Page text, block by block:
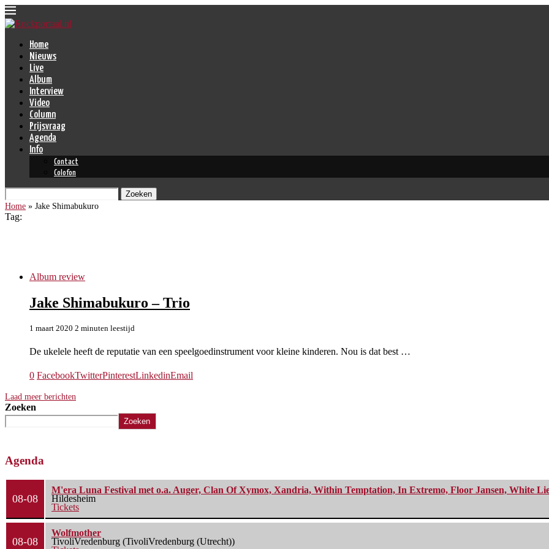
Home
Nieuws
Live
Album
Interview
Video
Column
Prijsvraag
Agenda
Info
Contact
Colofon
Zoeken
Home » Jake Shimabukuro
Tag:
Album review
Jake Shimabukuro – Trio
1 maart 2020 2 minuten leestijd
De ukelele heeft de reputatie van een speelgoedinstrument voor kleine kinderen. Nou is dat best …
0 FacebookTwitterPinterestLinkedinEmail
Laad meer berichten
Zoeken
Zoeken
Agenda
08-08
M'era Luna Festival met o.a. Auger, Clan Of Xymox, Xandria, Within Temptation, In Extremo, Floor Jansen, White
Hildesheim
Tickets
08-08
Wolfmother
TivoliVredenburg (TivoliVredenburg (Utrecht))